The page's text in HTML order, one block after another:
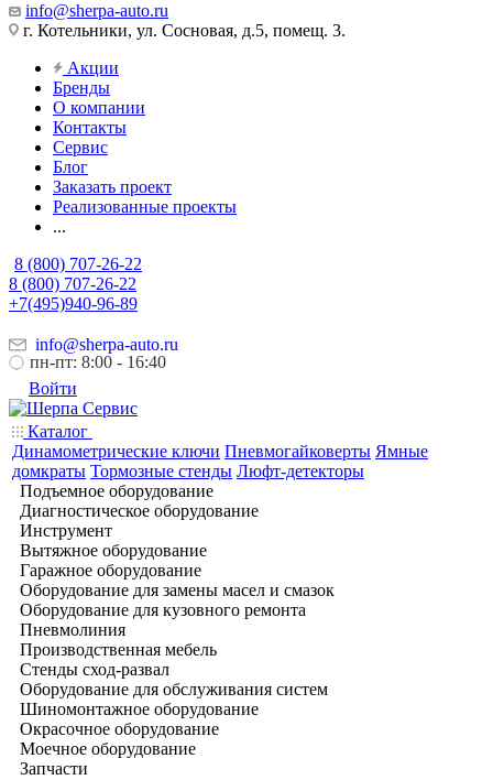
info@sherpa-auto.ru
г. Котельники, ул. Сосновая, д.5, помещ. 3.
Акции
Бренды
О компании
Контакты
Сервис
Блог
Заказать проект
Реализованные проекты
...
8 (800) 707-26-22
8 (800) 707-26-22
+7(495)940-96-89
info@sherpa-auto.ru
пн-пт: 8:00 - 16:40
Войти
Каталог
Динамометрические ключи Пневмогайковерты Ямные
домкраты Тормозные стенды Люфт-детекторы
Подъемное оборудование
Диагностическое оборудование
Инструмент
Вытяжное оборудование
Гаражное оборудование
Оборудование для замены масел и смазок
Оборудование для кузовного ремонта
Пневмолиния
Производственная мебель
Стенды сход-развал
Оборудование для обслуживания систем
Шиномонтажное оборудование
Окрасочное оборудование
Моечное оборудование
Запчасти